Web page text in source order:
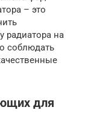
– это
радиатора на
соблюдать
для